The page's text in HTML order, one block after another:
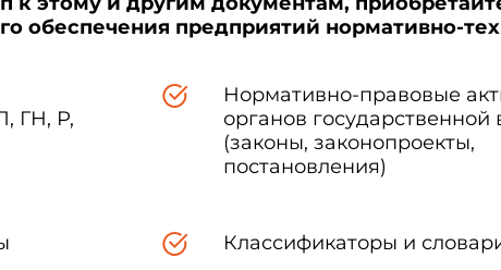
обеспечения предприятий нормативно-
ГН, Р,
Нормативно-правовые
органов государственной
(законы, законопроекты,
постановления)
Классификаторы и